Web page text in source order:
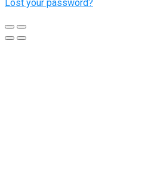
Lost your password?